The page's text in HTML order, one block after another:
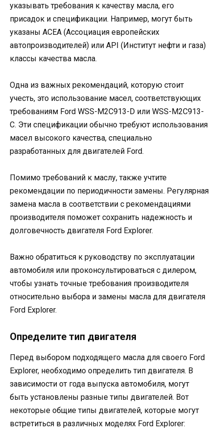
указывать требования к качеству масла, его
присадок и спецификации. Например, могут быть
указаны ACEA (Ассоциация европейских
автопроизводителей) или API (Институт нефти и газа)
классы качества масла.
Одна из важных рекомендаций, которую стоит
учесть, это использование масел, соответствующих
требованиям Ford WSS-M2C913-D или WSS-M2C913-
C. Эти спецификации обычно требуют использования
масел высокого качества, специально
разработанных для двигателей Ford.
Помимо требований к маслу, также учтите
рекомендации по периодичности замены. Регулярная
замена масла в соответствии с рекомендациями
производителя поможет сохранить надежность и
долговечность двигателя Ford Explorer.
Важно обратиться к руководству по эксплуатации
автомобиля или проконсультироваться с дилером,
чтобы узнать точные требования производителя
относительно выбора и замены масла для двигателя
Ford Explorer.
Определите тип двигателя
Перед выбором подходящего масла для своего Ford
Explorer, необходимо определить тип двигателя. В
зависимости от года выпуска автомобиля, могут
быть установлены разные типы двигателей. Вот
некоторые общие типы двигателей, которые могут
встретиться в различных моделях Ford Explorer: